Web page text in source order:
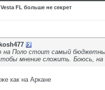
FL больше не секрет
kosh477
Поло стоит самый
мнение сложить. Боюсь, на
как на Аркане